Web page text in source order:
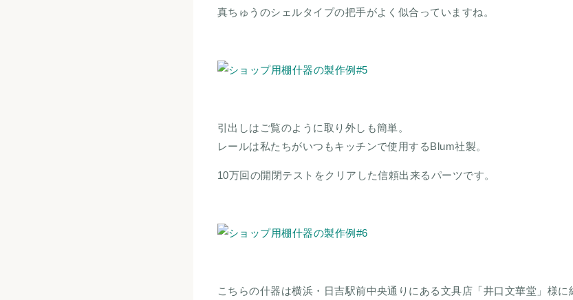
真ちゅうのシェルタイプの把手がよく似合っていますね。
引出しはご覧のように取り外しも簡単。
レールは私たちがいつもキッチンで使用するBlum社製。
10万回の開閉テストをクリアした信頼出来るパーツです。
こちらの什器は横浜・日吉駅前中央通りにある文具店「井口文華堂」様に